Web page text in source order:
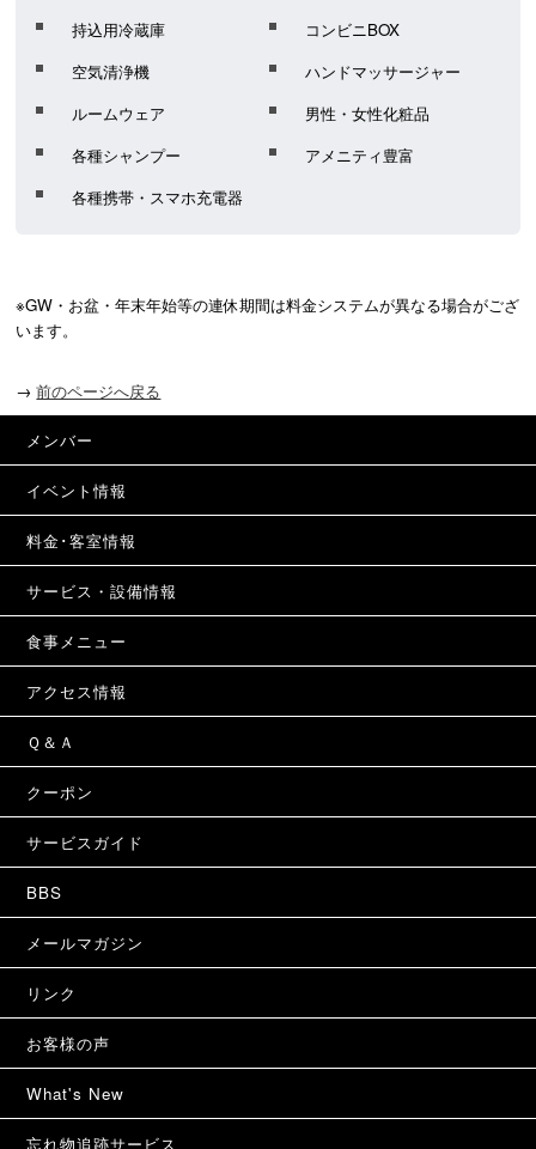
持込用冷蔵庫
コンビニBOX
空気清浄機
ハンドマッサージャー
ルームウェア
男性・女性化粧品
各種シャンプー
アメニティ豊富
各種携帯・スマホ充電器
※GW・お盆・年末年始等の連休期間は料金システムが異なる場合がござ
います。
→ 前のページへ戻る
メンバー
イベント情報
料金･客室情報
サービス・設備情報
食事メニュー
アクセス情報
Ｑ＆Ａ
クーポン
サービスガイド
BBS
メールマガジン
リンク
お客様の声
What's New
忘れ物追跡サービス